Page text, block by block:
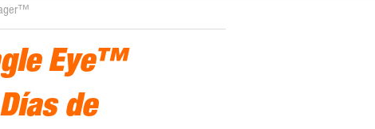
Eye™
de